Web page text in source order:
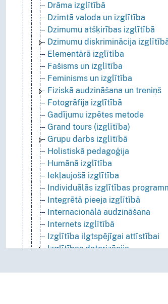
Drāma izglītībā
Dzimtā valoda un izglītība
Dzimumu atšķirības izglītībā
Dzimumu diskriminācija
Elementārā izglītība
Fašisms un izglītība
Feminisms un izglītība
Fiziskā audzināšana un treniņš
Fotogrāfija izglītībā
Gadījumu izpētes metode
Grand tours (izglītība)
Grupu darbs izglītībā
Holistiskā pedagoģija
Humānā izglītība
Iekļaujošā izglītība
Individuālās izglītības
Integrētā pieeja izglītībā
Internacionālā audzināšana
Internets izglītībā
Izglītība ilgtspējīgai attīstībai
Izglītības datorizācija
Izglītības filozofija